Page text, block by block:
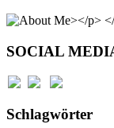
SOCIAL
Schlagwörter